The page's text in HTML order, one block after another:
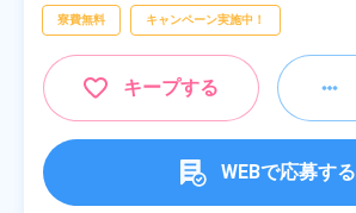
寮費無料 キャンペーン実施中！
キープする
WEBで応募する